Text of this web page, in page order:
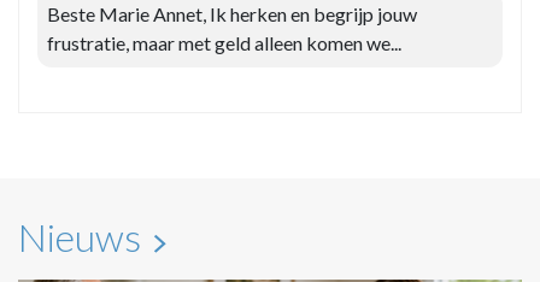
Beste Marie Annet, Ik herken en begrijp jouw
frustratie, maar met geld alleen komen we...
Nieuws